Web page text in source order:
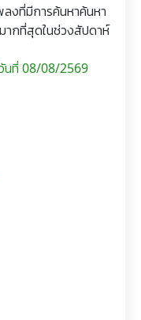
งที่มีการค้นหาค้นหา
กที่สุดในช่วงสัปดาห์
นที่ 08/08/2569